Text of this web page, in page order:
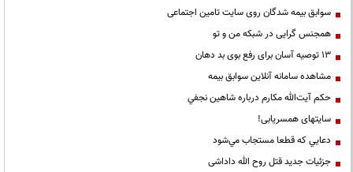
سوابق بیمه شدگان روی سایت تامین اجتماعی
همجنس گرایی در شبکه من و تو
13 توصیه آسان برای رفع بوی بد دهان
مشاهده سامانه آنلاين سوابق بیمه
حكم آيت‌الله مكارم درباره شاهين نجفي
سایتهای همسریابی!
دعايي كه قطعا مستجاب مي‌شود
جزئیات جدید قتل روح الله داداشی